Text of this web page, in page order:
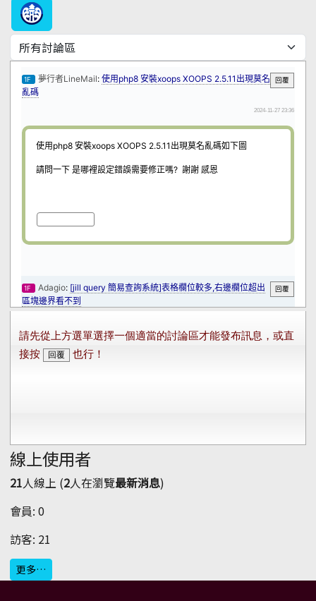
線上使用者
21人線上 (2人在瀏覽最新消息)
會員: 0
訪客: 21
更多…